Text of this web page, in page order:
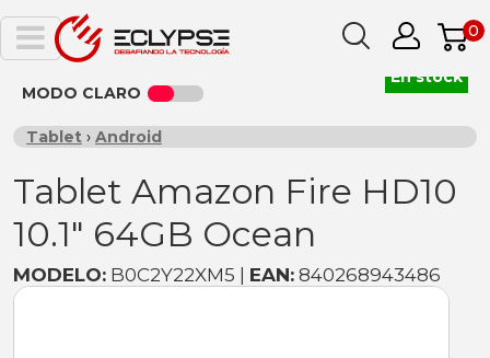
0
MODO CLARO
Tablet › Android
Tablet Amazon Fire HD10
10.1" 64GB Ocean
MODELO: B0C2Y22XM5 | EAN: 840268943486
En stock